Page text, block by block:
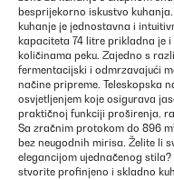
besprijekorno iskustvo
kuhanje je jednostavna i
kapaciteta 74 litre prikladna je
količinama peku. Zajedno s
fermentacijski i odmrzavajući
načine pripreme. Teleskopska
osvjetljenjem koje osigurava
praktičnoj funkciji proširenja,
Sa zračnim protokom do 896
bez neugodnih mirisa. Želite li
elegancijom ujednačenog
stvorite profinjeno i skladno